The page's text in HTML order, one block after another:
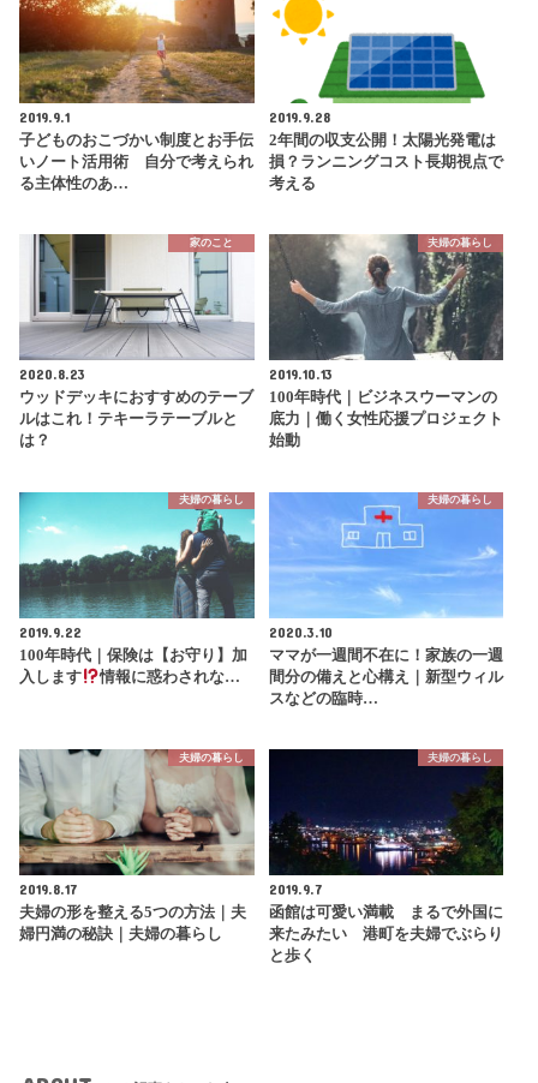
2019.9.1
子どものおこづかい制度とお手伝
いノート活用術 自分で考えられ
る主体性のあ…
2019.9.28
2年間の収支公開！太陽光発電は
損？ランニングコスト長期視点で
考える
家のこと
2020.8.23
ウッドデッキにおすすめのテーブ
ルはこれ！テキーラテーブルと
は？
夫婦の暮らし
2019.10.13
100年時代｜ビジネスウーマンの
底力｜働く女性応援プロジェクト
始動
夫婦の暮らし
2019.9.22
100年時代｜保険は【お守り】加
入します
情報に惑わされな…
夫婦の暮らし
2020.3.10
ママが一週間不在に！家族の一週
間分の備えと心構え｜新型ウィル
スなどの臨時…
夫婦の暮らし
2019.8.17
夫婦の形を整える5つの方法｜夫
婦円満の秘訣｜夫婦の暮らし
夫婦の暮らし
2019.9.7
函館は可愛い満載 まるで外国に
来たみたい 港町を夫婦でぶらり
と歩く